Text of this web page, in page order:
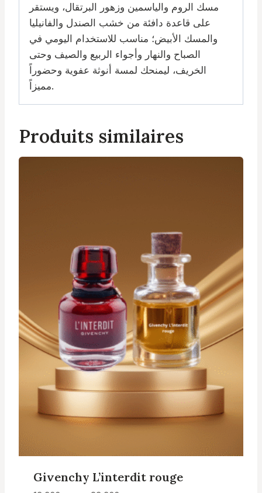
مسك الروم والياسمين وزهور البرتقال، ويستقر
على قاعدة دافئة من خشب الصندل والفانيليا
والمسك الأبيض؛ مناسب للاستخدام اليومي في
الصباح والنهار وأجواء الربيع والصيف وحتى
الخريف، ليمنحك لمسة أنوثة عفوية وحضوراً
مميزاً.
Produits similaires
Givenchy L’interdit rouge